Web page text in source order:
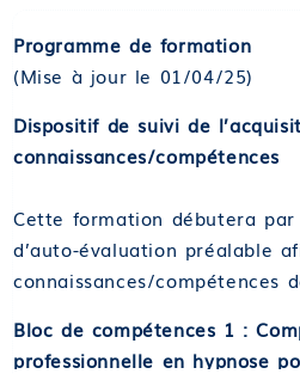
Programme de formation
(Mise à jour le 01/04/25)
Dispositif de suivi de
connaissances/compétences
Cette formation débutera
d’auto-évaluation préalable
connaissances/compétences
Bloc de compétences 1 :
professionnelle en hypnose